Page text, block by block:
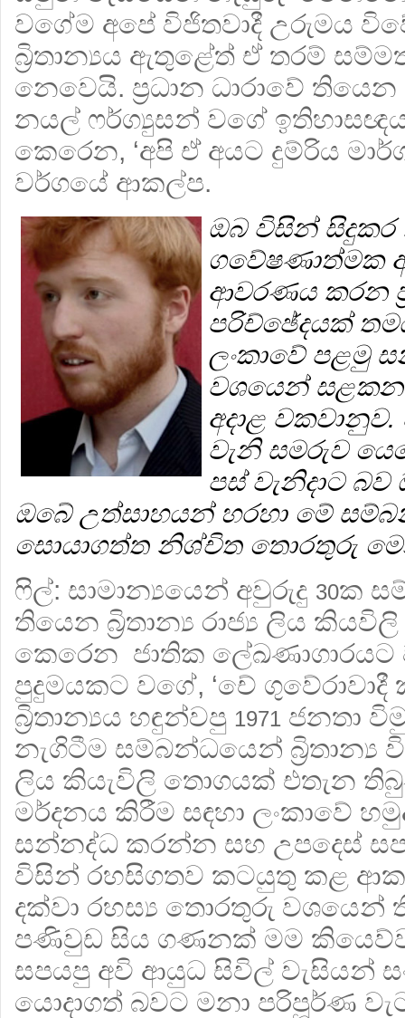
වගේම අපේ විජිතවාදී උරුමය
බ්‍රිතාන්‍යය ඇතුළේත් ඒ තරම්
නෙවෙයි. ප්‍රධාන ධාරාවේ
නයල් ෆර්ග්‍යුසන් වගේ
කෙරෙන, ‘අපි ඒ අයට දුම්රිය
වර්ගයේ ආකල්ප.
ඔබ විසින්
ගවේෂණාත්මක
ආවරණය කරන
පරිච්ඡේදයක්
ලංකාවේ පළමු
වශයෙන්
අදාළ වකවානුව.
වැනි සමරුව
පස් වැනිදාට
ඔබේ උත්සාහයන් හරහා මේ
සොයාගත්ත නිශ්චිත තොරතුරු
ෆිල්: සාමාන්‍යයෙන් අවුරුදු 30ක
තියෙන බ්‍රිතාන්‍ය රාජ්‍ය ලිය
කෙරෙන ජාතික ලේඛණාගාරයට
පුදුමයකට වගේ, ‘චේ ගුවේරාවාදී
බ්‍රිතාන්‍යය හඳුන්වපු 1971 ජනතා
නැගිටීම සම්බන්ධයෙන් බ්‍රිතාන්‍ය
ලිය කියැවිලි තොගයක් එතැන
මර්දනය කිරීම සඳහා ලංකාවේ
සන්නද්ධ කරන්න සහ උපදෙස්
විසින් රහසිගතව කටයුතු කළ
දක්වා රහස්‍ය තොරතුරු වශයෙන්
පණිවුඩ සිය ගණනක් මම
සපයපු අවි ආයුධ සිවිල් වැසියන්
යොදාගත් බවට මනා පරිපූර්ණ